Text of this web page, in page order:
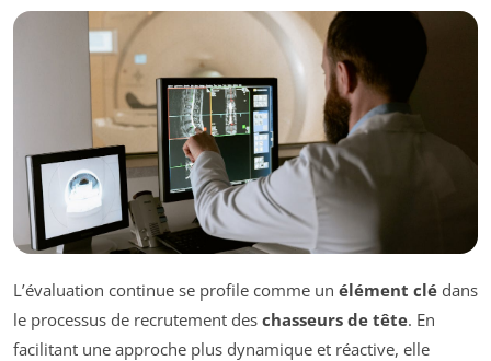
L’évaluation continue se profile comme un élément clé dans
le processus de recrutement des chasseurs de tête. En
facilitant une approche plus dynamique et réactive, elle